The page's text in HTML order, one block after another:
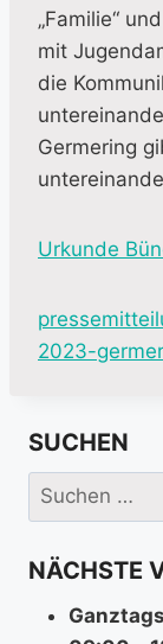
„Familie“
mit
die
Germering
Urkunde
2023-
SUCHEN
Suchen
nach:
NÄCHSTE